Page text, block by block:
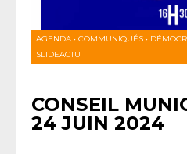
AGENDA • COMMUNIQUÉS •
SLIDEACTU
CONSEIL
24 JUIN 2024